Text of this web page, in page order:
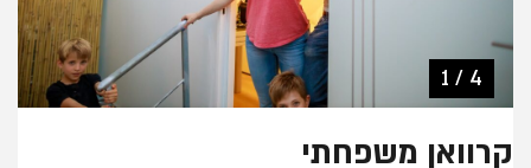
1 / 4
2 / 4
3 / 4
4 / 4
קרוואן משפחתי